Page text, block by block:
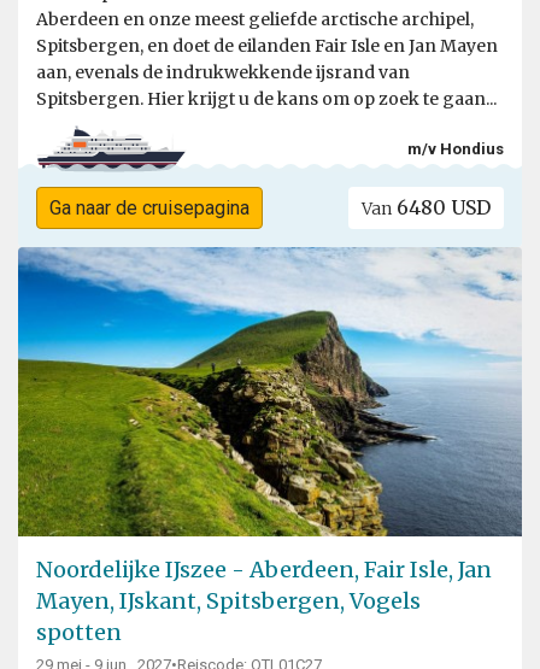
Aberdeen en onze meest geliefde arctische archipel,
Spitsbergen, en doet de eilanden Fair Isle en Jan Mayen
aan, evenals de indrukwekkende ijsrand van
Spitsbergen. Hier krijgt u de kans om op zoek te gaan...
m/v Hondius
Ga naar de cruisepagina Van 6480 USD
Noordelijke IJszee - Aberdeen, Fair Isle, Jan
Mayen, IJskant, Spitsbergen, Vogels
spotten
29 mei - 9 jun., 2027 Reiscode: OTL01C27